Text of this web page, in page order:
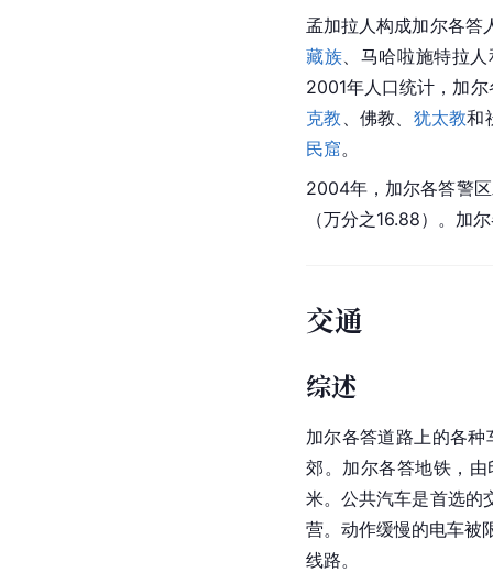
孟加拉人构成加尔各答
藏族 、马哈啦施特拉
2001年人口统计，加
克教 、佛教、 犹太教和
民窟。
2004年，加尔各答警
（万分之16.88）。加
交通
综述
加尔各答道路上的各
郊。加尔各答地铁，
米。公共汽车是首选的
营。动作缓慢的电车被
线路。